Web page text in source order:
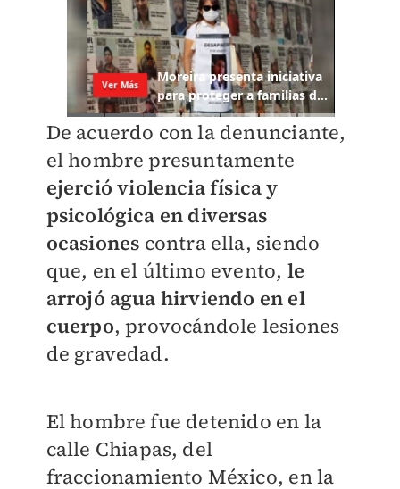
De acuerdo con la denunciante,
el hombre presuntamente
ejerció violencia física y
psicológica en diversas
ocasiones contra ella, siendo
que, en el último evento, le
arrojó agua hirviendo en el
cuerpo, provocándole lesiones
de gravedad.
El hombre fue detenido en la
calle Chiapas, del
fraccionamiento México, en la